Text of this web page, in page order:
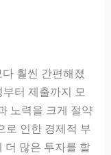
훨씬 간편해졌
터 제출까지 모
노력을 크게 절약
로 인한 경제적 부
더 많은 투자를 할